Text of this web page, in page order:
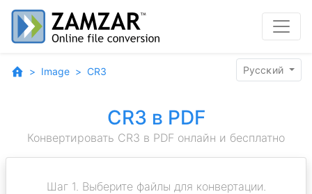
Image CR3 Pyccĸий
CR3 в PDF
Конвертировать CR3 в PDF онлайн и бесплатно
Шаг 1. Выберите файлы для конвертации.